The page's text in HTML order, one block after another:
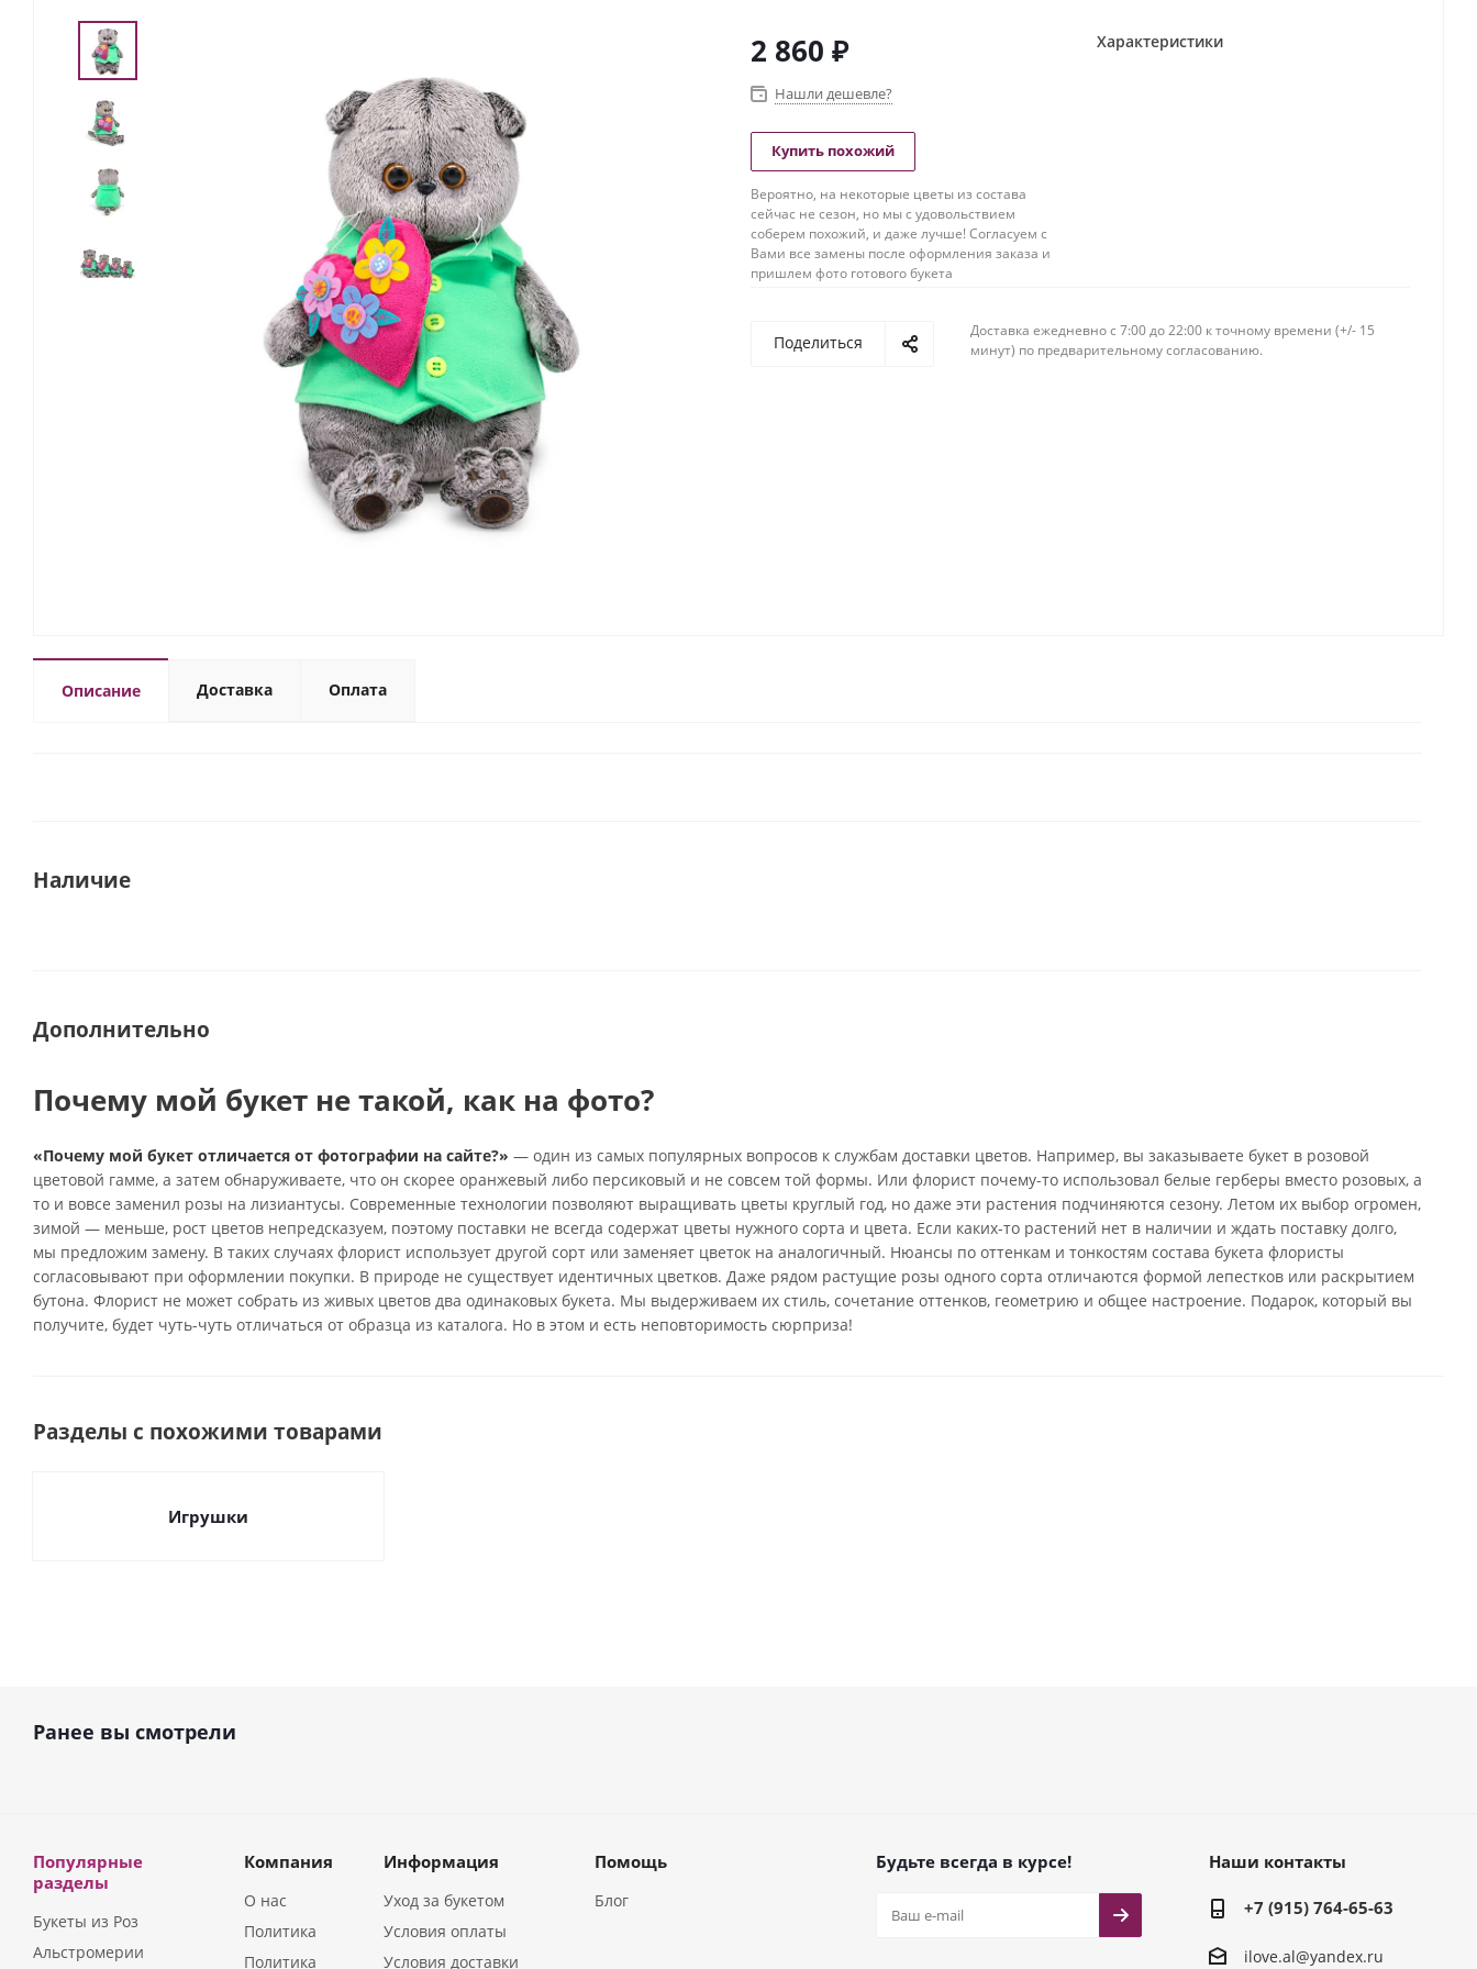
2 860 ₽
Нашли дешевле?
Купить похожий
Вероятно, на некоторые цветы из состава
сейчас не сезон, но мы с удовольствием
соберем похожий, и даже лучше! Согласуем с
Вами все замены после оформления заказа и
пришлем фото готового букета
Характеристики
Поделиться
Доставка ежедневно c 7:00 до 22:00 к точному времени (+/- 15
минут) по предварительному согласованию.
Описание Доставка Оплата
Наличие
Дополнительно
Почему мой букет не такой, как на фото?
«Почему мой букет отличается от фотографии на сайте?» — один из самых популярных вопросов к службам доставки цветов. Например, вы заказываете букет в розовой
цветовой гамме, а затем обнаруживаете, что он скорее оранжевый либо персиковый и не совсем той формы. Или флорист почему-то использовал белые герберы вместо розовых, а
то и вовсе заменил розы на лизиантусы. Современные технологии позволяют выращивать цветы круглый год, но даже эти растения подчиняются сезону. Летом их выбор огромен,
зимой — меньше, рост цветов непредсказуем, поэтому поставки не всегда содержат цветы нужного сорта и цвета. Если каких-то растений нет в наличии и ждать поставку долго,
мы предложим замену. В таких случаях флорист использует другой сорт или заменяет цветок на аналогичный. Нюансы по оттенкам и тонкостям состава букета флористы
согласовывают при оформлении покупки. В природе не существует идентичных цветков. Даже рядом растущие розы одного сорта отличаются формой лепестков или раскрытием
бутона. Флорист не может собрать из живых цветов два одинаковых букета. Мы выдерживаем их стиль, сочетание оттенков, геометрию и общее настроение. Подарок, который вы
получите, будет чуть-чуть отличаться от образца из каталога. Но в этом и есть неповторимость сюрприза!
Разделы с похожими товарами
Игрушки
Ранее вы смотрели
Популярные
разделы
Букеты из Роз
Альстромерии
Компания
О нас
Политика
Политика
Информация
Уход за букетом
Условия оплаты
Условия доставки
Помощь
Блог
Будьте всегда в курсе! Наши контакты
+7 (915) 764-65-63
ilove.al@yandex.ru